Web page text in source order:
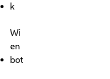
k
Wi
en
bot